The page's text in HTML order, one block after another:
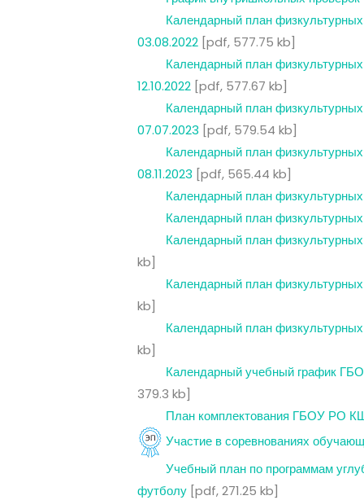
Календарный план
03.08.2022 [pdf, 577.75 kb]
Календарный план
12.10.2022 [pdf, 577.67 kb]
Календарный план
07.07.2023 [pdf, 579.54 kb]
Календарный план
08.11.2023 [pdf, 565.44 kb]
Календарный план
Календарный план
Календарный план
kb]
Календарный план
kb]
Календарный план
kb]
Календарный учебный график
379.3 kb]
План комплектования ГБОУ РО
Участие в соревнованиях
Учебный план по программам
футболу [pdf, 271.25 kb]